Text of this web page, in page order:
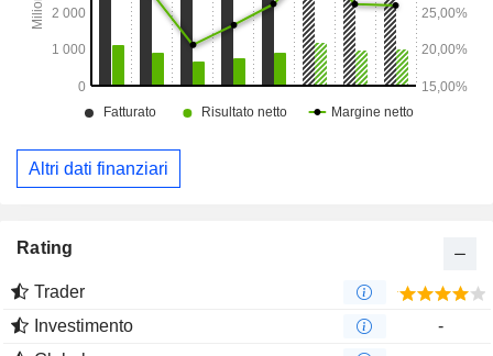
Altri dati finanziari
Rating
Trader
Investimento
-